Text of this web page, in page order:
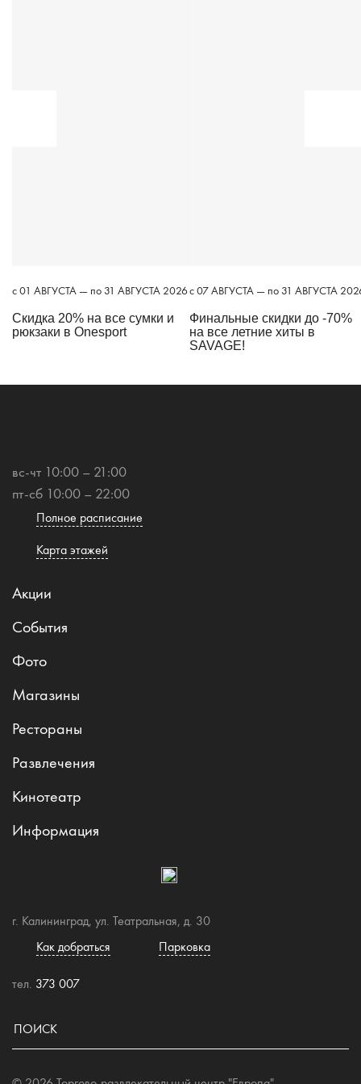
c 01 АВГУСТА — по 31 АВГУСТА 2026
Скидка 20% на все сумки и
рюкзаки в Onesport
c 07 АВГУСТА — по 31 АВГУСТА
Финальные скидки до -70%
на все летние хиты в
SAVAGE!
вс-чт 10:00 – 21:00
пт-сб 10:00 – 22:00
Полное расписание
Карта этажей
Акции
События
Фото
Магазины
Рестораны
Развлечения
Кинотеатр
Информация
г. Калининград, ул. Театральная, д. 30
Как добраться
Парковка
тел. 373 007